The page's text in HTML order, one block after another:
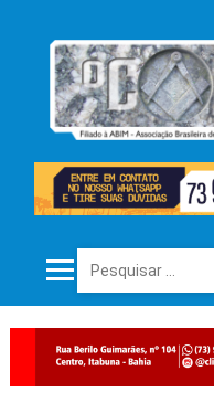
Pesquisar por: